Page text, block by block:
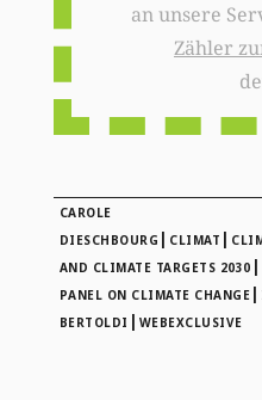
an unsere
Zähler
CAROLE
DIESCHBOURG | CLIMAT |
AND CLIMATE TARGETS 2030 |
PANEL ON CLIMATE CHANGE |
BERTOLDI | WEBEXCLUSIVE